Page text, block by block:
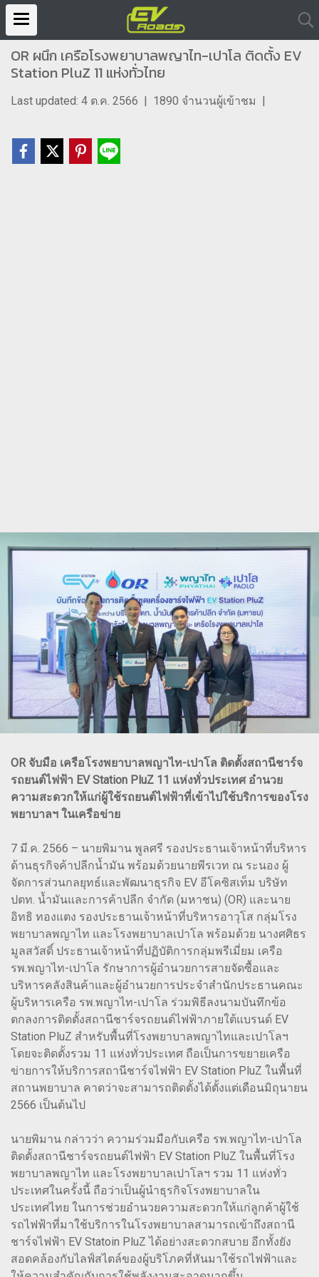
OR ผนึก เครือโรงพยาบาลพญาไท-เปาโล ติดตั้ง EV
Station PluZ 11 แห่งทั่วไทย
Last updated: 4 ต.ค. 2566 | 1890 จำนวนผู้เข้าชม |
OR จับมือ เครือโรงพยาบาลพญาไท-เปาโล ติดตั้งสถานีชาร์จ
รถยนต์ไฟฟ้า EV Station PluZ 11 แห่งทั่วประเทศ อำนวย
ความสะดวกให้แก่ผู้ใช้รถยนต์ไฟฟ้าที่เข้าไปใช้บริการของโรง
พยาบาลฯ ในเครือข่าย
7 มี.ค. 2566 – นายพิมาน พูลศรี รองประธานเจ้าหน้าที่บริหาร
ด้านธุรกิจค้าปลีกน้ำมัน พร้อมด้วยนายพีรเวท ณ ระนอง ผู้
จัดการส่วนกลยุทธ์และพัฒนาธุรกิจ EV อีโคซิสเท็ม บริษัท
ปตท. น้ำมันและการค้าปลีก จำกัด (มหาชน) (OR) และนาย
อิทธิ ทองแตง รองประธานเจ้าหน้าที่บริหารอาวุโส กลุ่มโรง
พยาบาลพญาไท และโรงพยาบาลเปาโล พร้อมด้วย นางศศิธร
มูลสวัสดิ์ ประธานเจ้าหน้าที่ปฏิบัติการกลุ่มพรีเมี่ยม เครือ
รพ.พญาไท-เปาโล รักษาการผู้อำนวยการสายจัดซื้อและ
บริหารคลังสินค้าและผู้อำนวยการประจำสำนักประธานคณะ
ผู้บริหารเครือ รพ.พญาไท-เปาโล ร่วมพิธีลงนามบันทึกข้อ
ตกลงการติดตั้งสถานีชาร์จรถยนต์ไฟฟ้าภายใต้แบรนด์ EV
Station PluZ สำหรับพื้นที่โรงพยาบาลพญาไทและเปาโลฯ
โดยจะติดตั้งรวม 11 แห่งทั่วประเทศ ถือเป็นการขยายเครือ
ข่ายการให้บริการสถานีชาร์จไฟฟ้า EV Station PluZ ในพื้นที่
สถานพยาบาล คาดว่าจะสามารถติดตั้งได้ตั้งแต่เดือนมิถุนายน
2566 เป็นต้นไป
นายพิมาน กล่าวว่า ความร่วมมือกับเครือ รพ.พญาไท-เปาโล
ติดตั้งสถานีชาร์จรถยนต์ไฟฟ้า EV Station PluZ ในพื้นที่โรง
พยาบาลพญาไท และโรงพยาบาลเปาโลฯ รวม 11 แห่งทั่ว
ประเทศในครั้งนี้ ถือว่าเป็นผู้นำธุรกิจโรงพยาบาลใน
ประเทศไทย ในการช่วยอำนวยความสะดวกให้แก่ลูกค้าผู้ใช้
รถไฟฟ้าที่มาใช้บริการในโรงพยาบาลสามารถเข้าถึงสถานี
ชาร์จไฟฟ้า EV Statoin PluZ ได้อย่างสะดวกสบาย อีกทั้งยัง
สอดคล้องกับไลฟ์สไตล์ของผู้บริโภคที่หันมาใช้รถไฟฟ้าและ